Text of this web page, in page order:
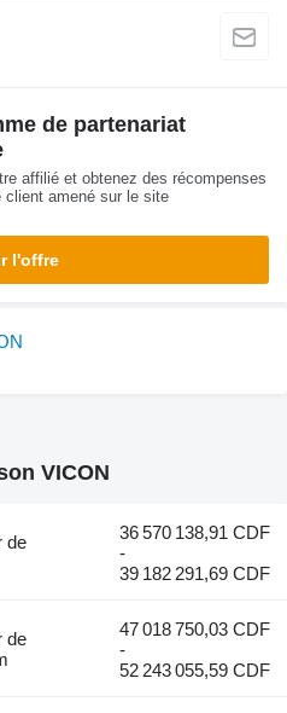
de partenariat
affilié et obtenez des récompenses
client amené sur le site
l'offre
VICON
de
36 570 138,91 CDF
-
39 182 291,69 CDF
de
47 018 750,03 CDF
-
52 243 055,59 CDF